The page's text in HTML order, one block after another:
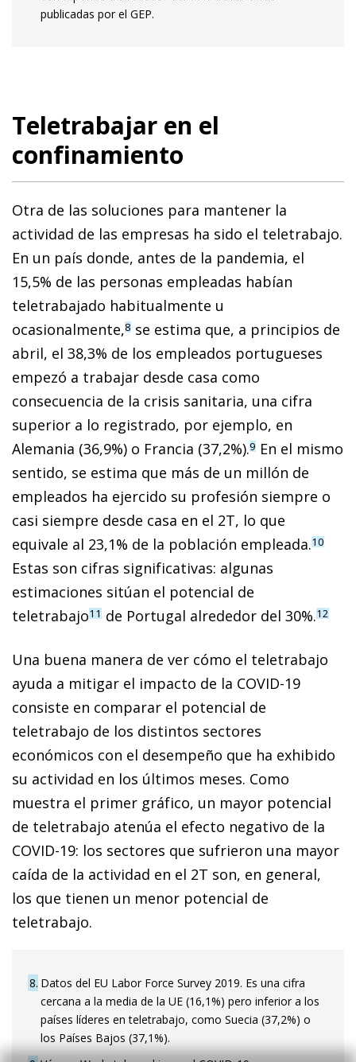
publicadas por el GEP.
Teletrabajar en el
confinamiento
Otra de las soluciones para mantener la
actividad de las empresas ha sido el teletrabajo.
En un país donde, antes de la pandemia, el
15,5% de las personas empleadas habían
teletrabajado habitualmente u
ocasionalmente,8 se estima que, a principios de
abril, el 38,3% de los empleados portugueses
empezó a trabajar desde casa como
consecuencia de la crisis sanitaria, una cifra
superior a lo registrado, por ejemplo, en
Alemania (36,9%) o Francia (37,2%).9 En el mismo
sentido, se estima que más de un millón de
empleados ha ejercido su profesión siempre o
casi siempre desde casa en el 2T, lo que
equivale al 23,1% de la población empleada.10
Estas son cifras significativas: algunas
estimaciones sitúan el potencial de
teletrabajo11 de Portugal alrededor del 30%.12
Una buena manera de ver cómo el teletrabajo
ayuda a mitigar el impacto de la COVID-19
consiste en comparar el potencial de
teletrabajo de los distintos sectores
económicos con el desempeño que ha exhibido
su actividad en los últimos meses. Como
muestra el primer gráfico, un mayor potencial
de teletrabajo atenúa el efecto negativo de la
COVID-19: los sectores que sufrieron una mayor
caída de la actividad en el 2T son, en general,
los que tienen un menor potencial de
teletrabajo.
8 Datos del EU Labor Force Survey 2019. Es una cifra
cercana a la media de la UE (16,1%) pero inferior a los
países líderes en teletrabajo, como Suecia (37,2%) o
los Países Bajos (37,1%).